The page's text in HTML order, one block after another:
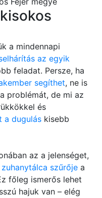
a mindennapi
az egyik
feladat. Persze, ha
segíthet, ne is
problémát, de mi az
és
a dugulás kisebb
az a jelenséget,
zuhanytálca szűrője a
főleg ismerős lehet
hajuk van – elég